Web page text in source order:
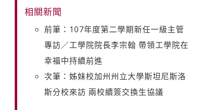
相關新聞
前筆：107年度第二學期新任一級主管
專訪／工學院院長李宗翰 帶領工學院在
幸福中持續前進
次筆：姊妹校加州州立大學斯坦尼斯洛
斯分校來訪 兩校續簽交換生協議